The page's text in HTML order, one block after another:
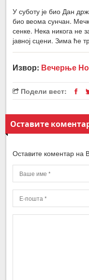
У суботу је био Дан
био веома сунчан.
сенке. Нека никога не
јавној сцени. Зима ће
Извор: Вечерње
Подели вест:
Оставите
Оставите коментар на